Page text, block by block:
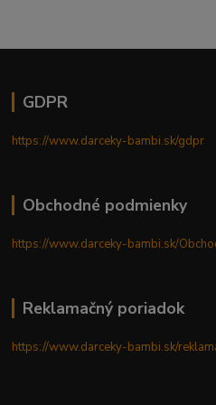
GDPR
https://www.darceky-bambi.sk/gdpr
Obchodné podmienky
https://www.darceky-bambi.sk/
Reklamačný poriadok
https://www.darceky-bambi.sk/